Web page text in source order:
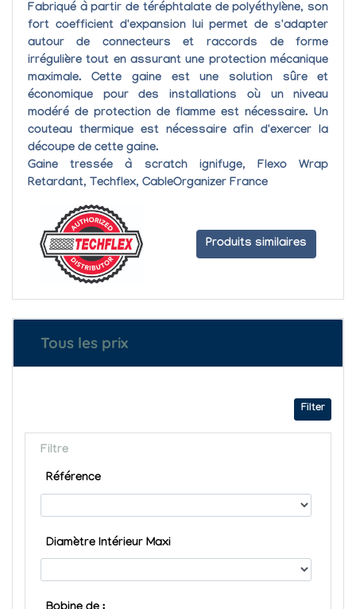
Fabriqué à partir de téréphtalate de polyéthylène,son
fort coefficient d'expansion lui permet de s'adapter
autour de connecteurs et raccords de forme
irrégulière tout en assurant une protection mécanique
maximale. Cette gaine est une solution sûre et
économiquepour des installations où un niveau
modéré de protection de flamme est nécessaire. Un
couteau thermique est nécessaire afin d'exercer la
découpe de cette gaine.
Gaine tressée à scratch ignifuge, Flexo Wrap
Retardant, Techflex, CableOrganizer France
Produits similaires
Tous les prix
Filter
Filtre
Référence
Diamètre Intérieur Maxi